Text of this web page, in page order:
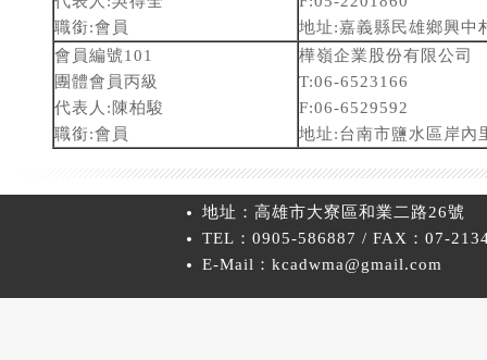
職銜:會員
地址:嘉義縣民雄鄉興中
會員編號101
團體會員丙級
代表人:陳柏駿
職銜:會員
樺嶺企業股份有限公司
T:06-6523166
F:06-6529592
地址:台南市鹽水區岸內
地址：高雄市大寮區和業二路26號
TEL：0905-586887 / FAX：07-
E-Mail：kcadwma@gmail.com